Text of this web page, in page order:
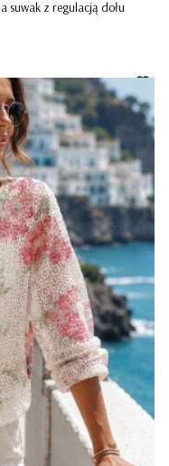
suwak z regulacją dołu